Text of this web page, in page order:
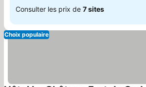
Consulter les prix de 7 sites
Choix populaire